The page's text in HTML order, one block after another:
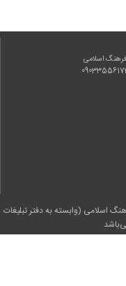
فرهنگ اسلامی
اسلامی (وابسته به دفتر تبلیغات